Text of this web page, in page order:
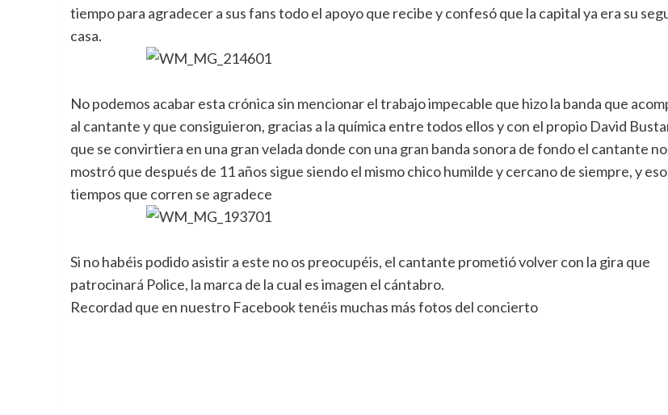
tiempo para agradecer a sus fans todo el apoyo que recibe y confesó que la capital ya era su
casa.
No podemos acabar esta crónica sin mencionar el trabajo impecable que hizo la banda que
al cantante y que consiguieron, gracias a la química entre todos ellos y con el propio David
que se convirtiera en una gran velada donde con una gran banda sonora de fondo el cantante
mostró que después de 11 años sigue siendo el mismo chico humilde y cercano de siempre, y
tiempos que corren se agradece
Si no habéis podido asistir a este no os preocupéis, el cantante prometió volver con la gira que
patrocinará Police, la marca de la cual es imagen el cántabro.
Recordad que en nuestro Facebook tenéis muchas más fotos del concierto